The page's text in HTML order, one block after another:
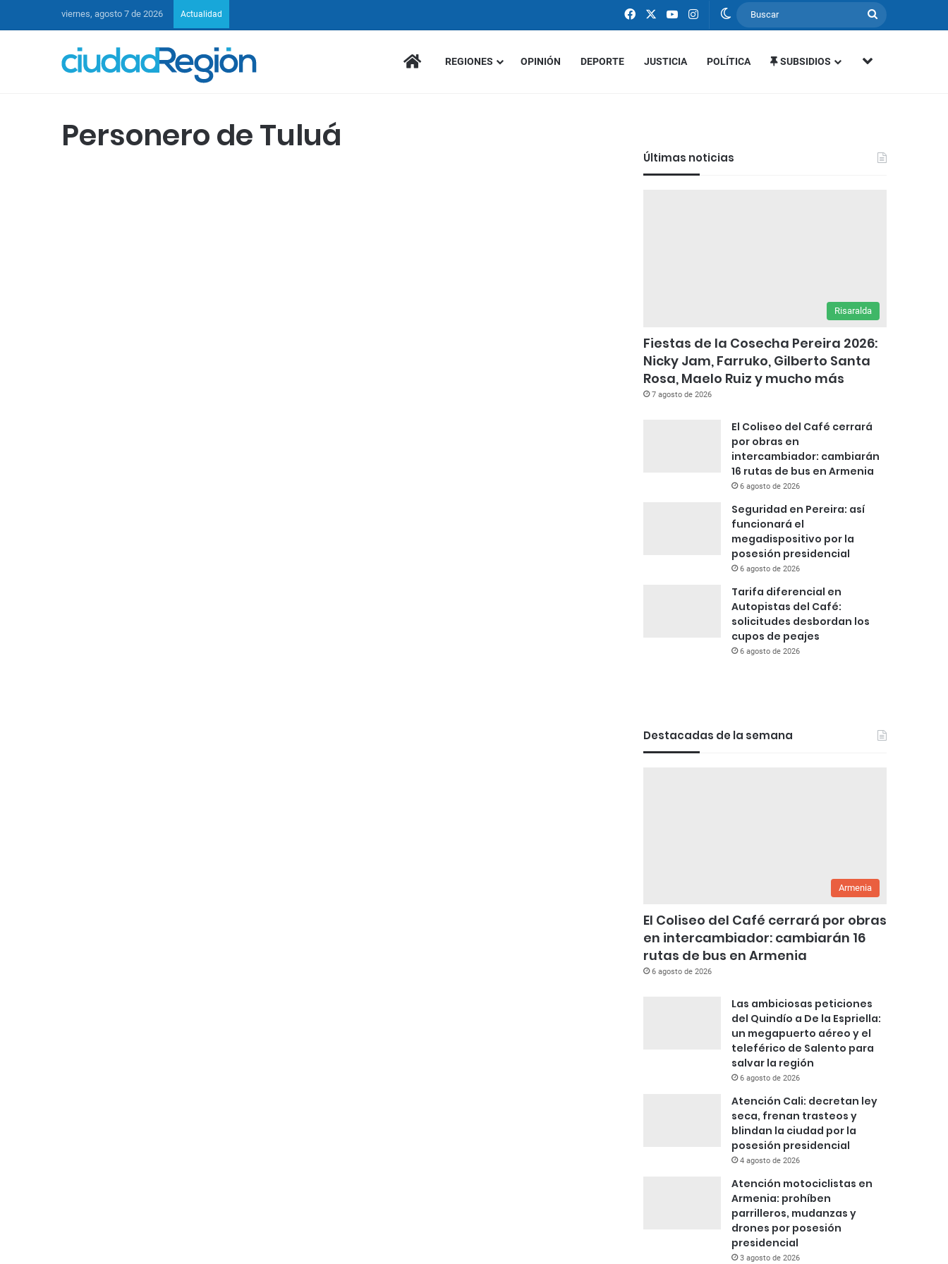
viernes, agosto 7 de 2026 Actualidad FacebookYouTubeInstagramSwitch skin Buscar
INICIOREGIONES OPINIÓN DEPORTE JUSTICIA POLÍTICA SUBSIDIOS MÁS SECCIONES
Personero de Tuluá
Últimas noticias
Risaralda
Fiestas de la Cosecha Pereira 2026:
Nicky Jam, Farruko, Gilberto Santa
Rosa, Maelo Ruiz y mucho más
7 agosto de 2026
El Coliseo del Café cerrará
por obras en
intercambiador: cambiarán
16 rutas de bus en Armenia
6 agosto de 2026
Seguridad en Pereira: así
funcionará el
megadispositivo por la
posesión presidencial
6 agosto de 2026
Tarifa diferencial en
Autopistas del Café:
solicitudes desbordan los
cupos de peajes
6 agosto de 2026
Destacadas de la semana
Armenia
El Coliseo del Café cerrará por obras
en intercambiador: cambiarán 16
rutas de bus en Armenia
6 agosto de 2026
Las ambiciosas peticiones
del Quindío a De la Espriella:
un megapuerto aéreo y el
teleférico de Salento para
salvar la región
6 agosto de 2026
Atención Cali: decretan ley
seca, frenan trasteos y
blindan la ciudad por la
posesión presidencial
4 agosto de 2026
Atención motociclistas en
Armenia: prohíben
parrilleros, mudanzas y
drones por posesión
presidencial
3 agosto de 2026